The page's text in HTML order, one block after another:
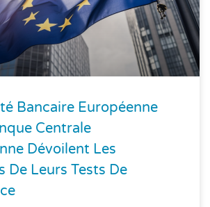
Bancaire Européenne
Centrale
Dévoilent Les
De Leurs Tests De